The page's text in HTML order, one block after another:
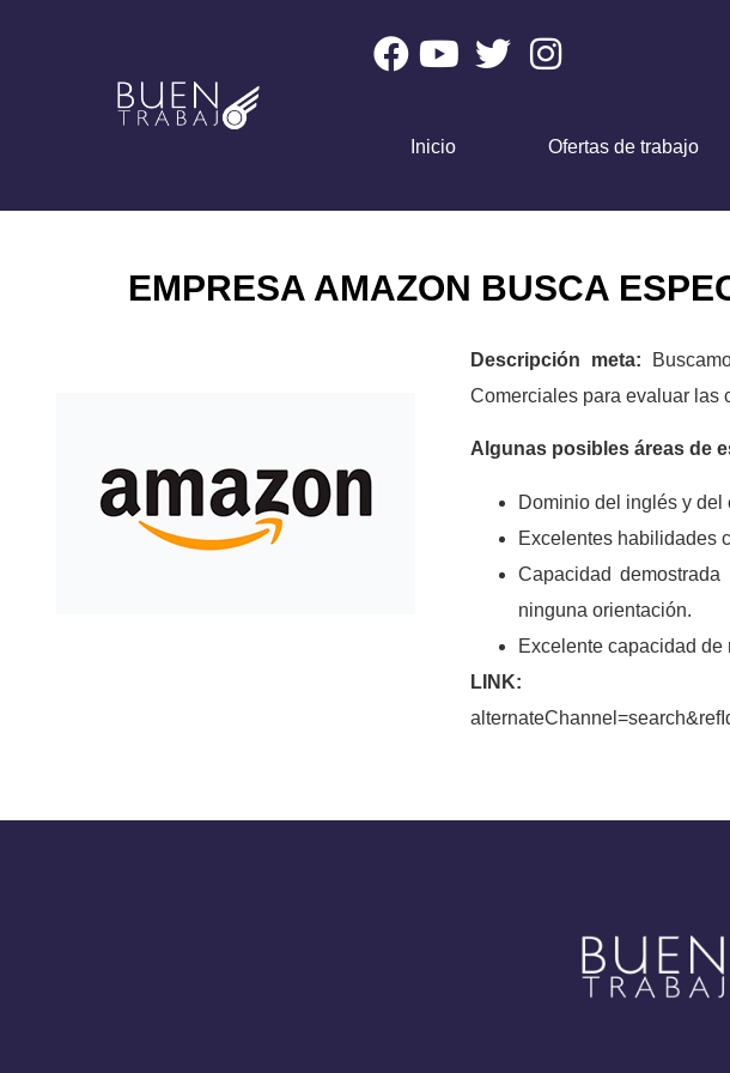
Inicio Ofertas de trabajo
EMPRESA AMAZON BUSCA
Descripción meta:
Comerciales para evaluar las
Algunas posibles áreas de
Dominio del inglés y del
Excelentes habilidades
Capacidad
ninguna orientación.
Excelente capacidad